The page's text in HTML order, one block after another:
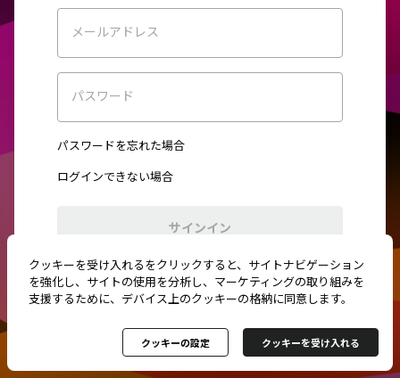
メールアドレス
パスワード
パスワードを忘れた場合
ログインできない場合
サインイン
初めてご利用ですか？新規登録
クッキーを受け入れるをクリックすると、サイトナビゲーション
を強化し、サイトの使用を分析し、マーケティングの取り組みを
支援するために、デバイス上のクッキーの格納に同意します。
クッキーの設定 クッキーを受け入れる